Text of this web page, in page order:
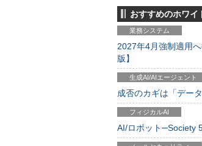
おすすめのホワイ
業務システム
2027年4月強制適用
版】
生成AI/AIエージェント
成否のカギは「デー
フィジカルAI
AI/ロボット─Society